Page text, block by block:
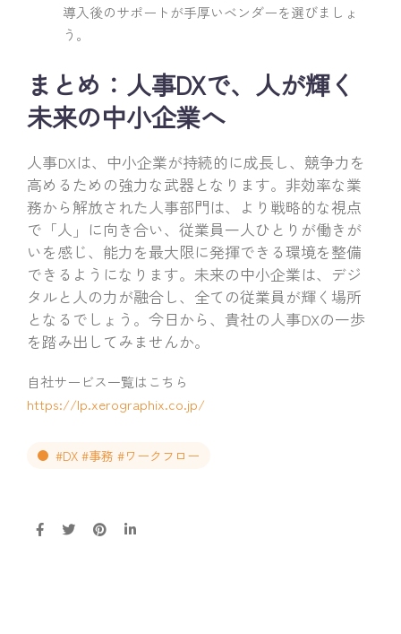
導入後のサポートが手厚いベンダーを選びましょ
う。
まとめ：人事DXで、人が輝く
未来の中小企業へ
人事DXは、中小企業が持続的に成長し、競争力を
高めるための強力な武器となります。非効率な業
務から解放された人事部門は、より戦略的な視点
で「人」に向き合い、従業員一人ひとりが働きが
いを感じ、能力を最大限に発揮できる環境を整備
できるようになります。未来の中小企業は、デジ
タルと人の力が融合し、全ての従業員が輝く場所
となるでしょう。今日から、貴社の人事DXの一歩
を踏み出してみませんか。
自社サービス一覧はこちら
https://lp.xerographix.co.jp/
#DX #事務 #ワークフロー